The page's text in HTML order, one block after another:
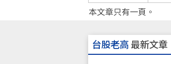
本文章只有一頁。
台股老高最新文章